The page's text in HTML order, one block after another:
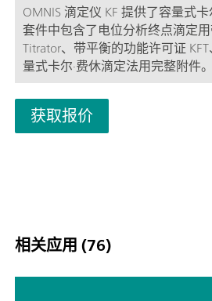
OMNIS 滴定仪 KF 提供了容量式
套件中包含了电位分析终点滴定
Titrator、带平衡的功能许可证
量式卡尔·费休滴定法用完整附件
OMNIS Solvent Module，故此可
够在样品添加之后进行自动滴定
实现了良好的用户友好性，让您受
获取报价
相关应用 (76)